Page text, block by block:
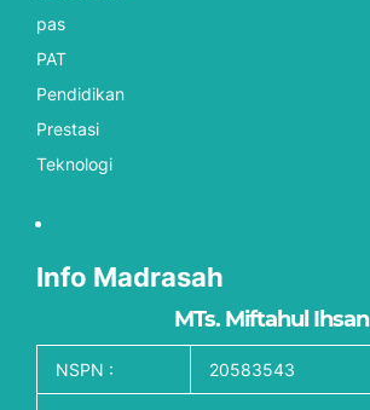
pas
PAT
Pendidikan
Prestasi
Teknologi
Info Madrasah
MTs. Miftahul Ihsan
NSPN : 20583543